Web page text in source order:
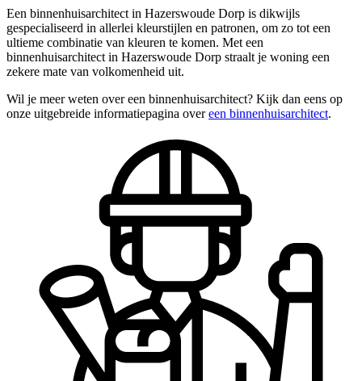
Een binnenhuisarchitect in Hazerswoude Dorp is dikwijls
gespecialiseerd in allerlei kleurstijlen en patronen, om zo tot een
ultieme combinatie van kleuren te komen. Met een
binnenhuisarchitect in Hazerswoude Dorp straalt je woning een
zekere mate van volkomenheid uit.
Wil je meer weten over een binnenhuisarchitect? Kijk dan eens op
onze uitgebreide informatiepagina overeen binnenhuisarchitect.